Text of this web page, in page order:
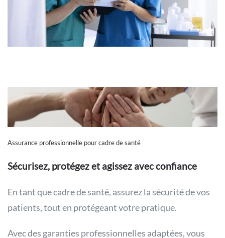
Assurance professionnelle pour cadre de santé
Sécurisez, protégez et agissez avec confiance
En tant que cadre de santé, assurez la sécurité de vos
patients, tout en protégeant votre pratique.
Avec des garanties professionnelles adaptées, vous